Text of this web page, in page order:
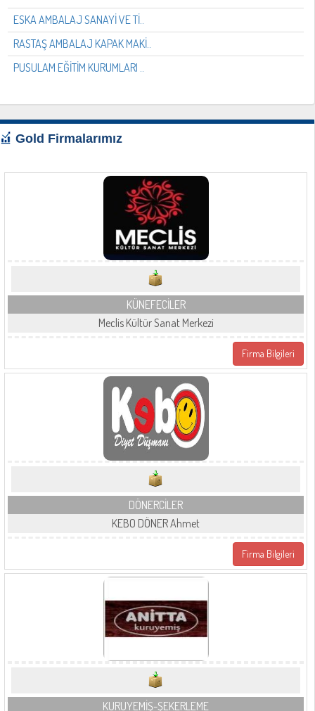
ESKA AMBALAJ SANAYİ VE Tİ..
RASTAŞ AMBALAJ KAPAK MAKİ..
PUSULAM EĞİTİM KURUMLARI ..
Gold Firmalarımız
KÜNEFECİLER
Meclis Kültür Sanat Merkezi
Firma Bilgileri
DÖNERCİLER
KEBO DÖNER Ahmet
Firma Bilgileri
KURUYEMİŞ-ŞEKERLEME